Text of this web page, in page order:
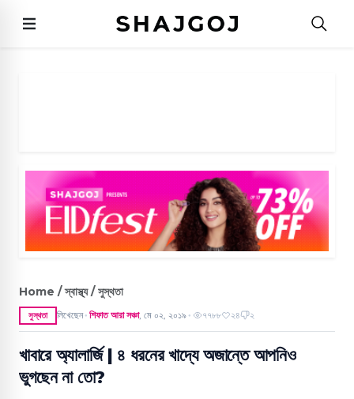
Home / স্বাস্থ্য / সুস্থতা
সুস্থতা লিখেছেন ● শিফাত আরা সঞ্চা, মে ০২, ২০১৯ ● ৭৭৮৮ ২৪ ২
খাবারে অ্যালার্জি | ৪ ধরনের খাদ্যে অজান্তে আপনিও
ভুগছেন না তো?